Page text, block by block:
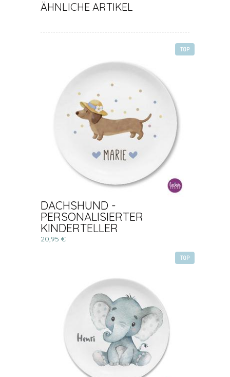
ÄHNLICHE ARTIKEL
TOP
DACHSHUND -
PERSONALISIERTER
KINDERTELLER
20,95 €
TOP